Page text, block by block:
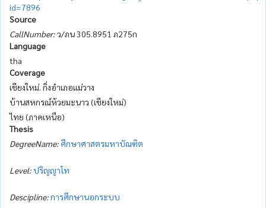
id=7896
Source
CallNumber:ว/ภน 305.8951 ภ275ก
Language
tha
Coverage
เชียงใหม่. กิ่งอำเภอแม่วาง
บ้านสหกรณ์ห้วยมะนาว (เชียงใหม่)
ไทย (ภาคเหนือ)
Thesis
DegreeName: ศึกษาศาสตรมหาบัณฑิต
Level:ปริญญาโท
Descipline:การศึกษานอกระบบ